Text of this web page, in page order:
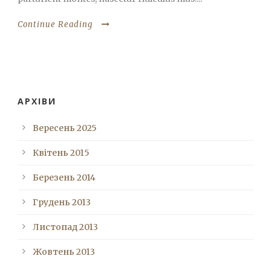
Continue Reading
АРХІВИ
Вересень 2025
Квітень 2015
Березень 2014
Грудень 2013
Листопад 2013
Жовтень 2013